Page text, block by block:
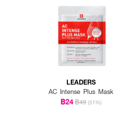
LEADERS
AC Intense Plus Mask
฿24฿49 (51%)